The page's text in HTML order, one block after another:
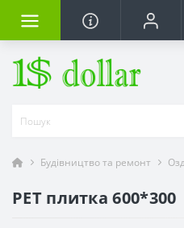
Будівництво та ремонт
PET плитка 600*300